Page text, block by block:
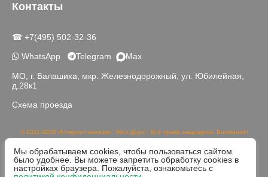
Контакты
☎ +7(495) 502-32-36
WhatsApp
Telegram Max
МО, г. Балашиха, мкр. Железнодорожный, ул. Юбилейная,
д.28к1
Схема проезда
© 2011-2026 Интернет-магазин "Жел-Дорз". Все права защищены. Внимание!
публичной офертой, определяемой положениями части 2 статьи 437 ГК РФ.
Реальный цвет товаров может отличаться от изображений на сайте в связи с
различной цветопередачей устройств для просмотра.
Мы обрабатываем cookies, чтобы пользоваться сайтом
было удобнее. Вы можете запретить обработку cookies в
настройках браузера. Пожалуйста, ознакомьтесь с